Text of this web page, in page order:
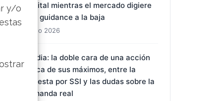
y/o
capital mientras el mercado digiere
una guidance a la baja
7 Ago 2026
Nvidia: la doble cara de una acción
cerca de sus máximos, entre la
apuesta por SSI y las dudas sobre la
demanda real